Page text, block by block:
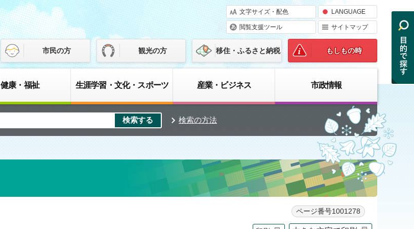
文字サイズ・配色 LANGUAGE
閲覧支援ツール サイトマップ
市民の方 観光の方 移住・ふるさと納税 もしもの時
健康・福祉 生涯学習・文化・スポーツ 産業・ビジネス 市政情報
検索の方法
ページ番号1001278